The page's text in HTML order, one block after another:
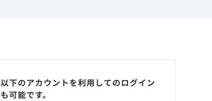
以下のアカウントを利用してのログイン
も可能です。